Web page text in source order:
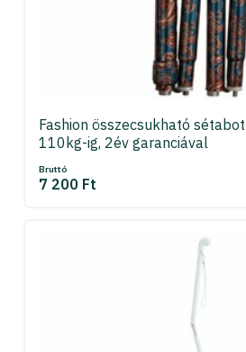
Fashion összecsukható
110kg-ig, 2év garanciával
Bruttó
7 200 Ft